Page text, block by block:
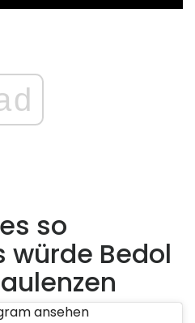
so
würde Bedol
ansehen